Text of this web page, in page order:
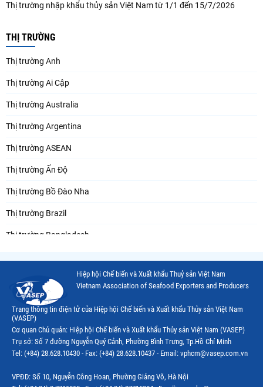
Thị trường nhập khẩu thủy sản Việt Nam từ 1/1 đến 15/7/2026
THỊ TRƯỜNG
Thị trường Anh
Thị trường Ai Cập
Thị trường Australia
Thị trường Argentina
Thị trường ASEAN
Thị trường Ấn Độ
Thị trường Bồ Đào Nha
Thị trường Brazil
Thị trường Bangladesh
Thị trường Canada
Thị trường Ecuador
Thị trường EU
Thị trường Indonesia
Hiệp hội Chế biến và Xuất khẩu Thuỷ sản Việt Nam
Vietnam Association of Seafood Exporters and Producers
Trang thông tin điện tử của Hiệp hội Chế biến và Xuất khẩu Thủy sản Việt Nam
(VASEP)
Cơ quan Chủ quản: Hiệp hội Chế biến và Xuất khẩu Thủy sản Việt Nam (VASEP)
Trụ sở: Số 7 đường Nguyễn Quý Cảnh, Phường Bình Trưng, Tp.Hồ Chí Minh
Tel: (+84) 28.628.10430 - Fax: (+84) 28.628.10437 - Email: vphcm@vasep.com.vn
VPĐD: Số 10, Nguyễn Công Hoan, Phường Giảng Võ, Hà Nội